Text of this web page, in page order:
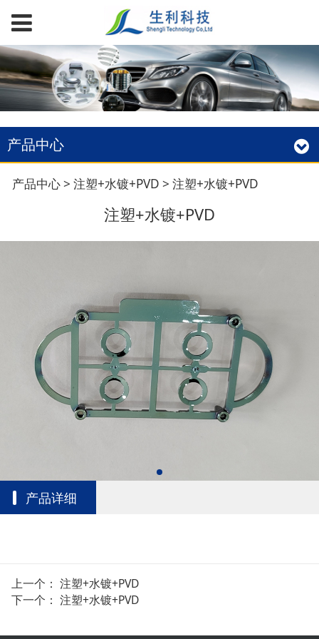
产品中心
注塑+水镀+PVD
产品中心>注塑+水镀+PVD >注塑+水镀+PVD
注塑+水镀+PVD
产品详细
上一个： 注塑+水镀+PVD
下一个： 注塑+水镀+PVD